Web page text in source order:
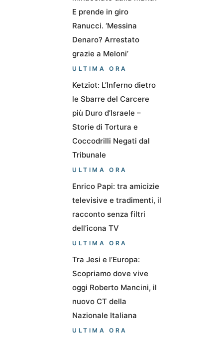
E prende in giro
Ranucci. ‘Messina
Denaro? Arrestato
grazie a Meloni’
ULTIMA ORA
Ketziot: L’Inferno dietro
le Sbarre del Carcere
più Duro d’Israele –
Storie di Tortura e
Coccodrilli Negati dal
Tribunale
ULTIMA ORA
Enrico Papi: tra amicizie
televisive e tradimenti, il
racconto senza filtri
dell’icona TV
ULTIMA ORA
Tra Jesi e l’Europa:
Scopriamo dove vive
oggi Roberto Mancini, il
nuovo CT della
Nazionale Italiana
ULTIMA ORA